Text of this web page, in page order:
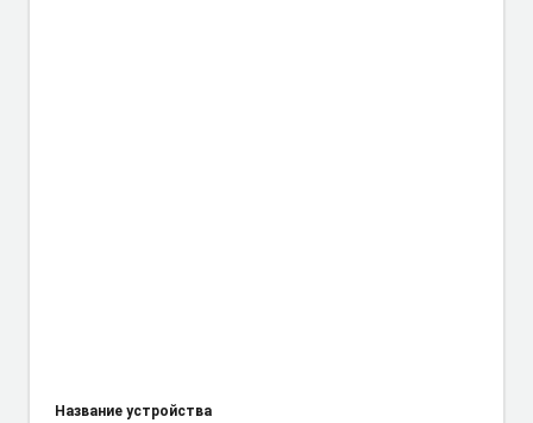
Название устройства